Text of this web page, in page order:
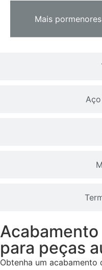
Mais pormenores
para peças
Obtenha um